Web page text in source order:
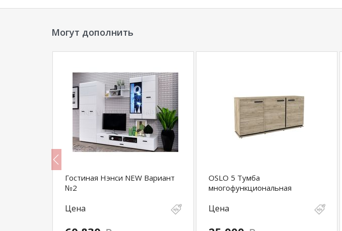
магазинаи могут отличаться от цен в розничных магазинах-салонах сети!
Могут дополнить
Гостиная Нэнси NEW Вариант
№2
Цена
OSLO 5 Тумба
многофункциональная
Цена